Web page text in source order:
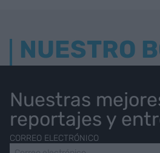
NUESTRO
Nuestras
reportajes y
CORREO ELECTRÓNICO